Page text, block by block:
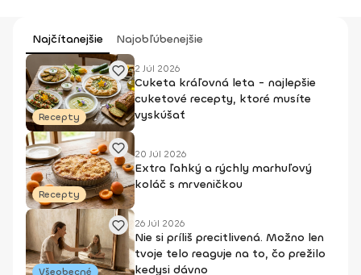
Najčítanejšie Najobľúbenejšie
Recepty
2 Júl 2026
Cuketa kráľovná leta - najlepšie
cuketové recepty, ktoré musíte
vyskúšať
Recepty
20 Júl 2026
Extra ľahký a rýchly marhuľový
koláč s mrveničkou
Všeobecné
26 Júl 2026
Nie si príliš precitlivená. Možno len
tvoje telo reaguje na to, čo prežilo
kedysi dávno